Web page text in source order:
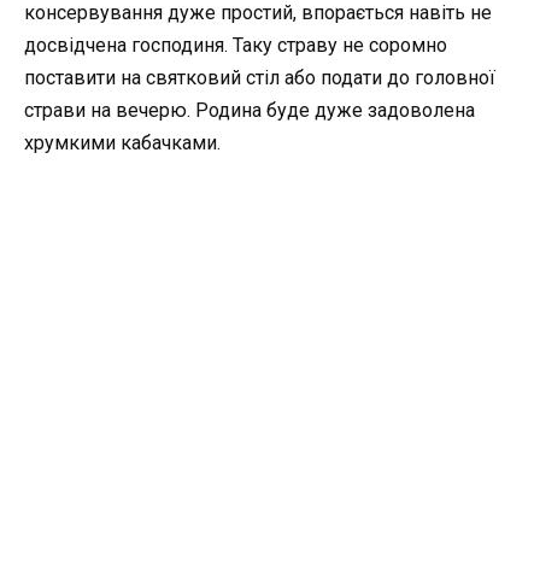
консервування дуже простий, впорається навіть не
досвідчена господиня. Таку страву не соромно
поставити на святковий стіл або подати до головної
страви на вечерю. Родина буде дуже задоволена
хрумкими кабачками.